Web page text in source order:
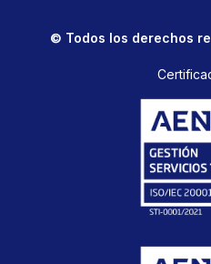
© Todos los derechos